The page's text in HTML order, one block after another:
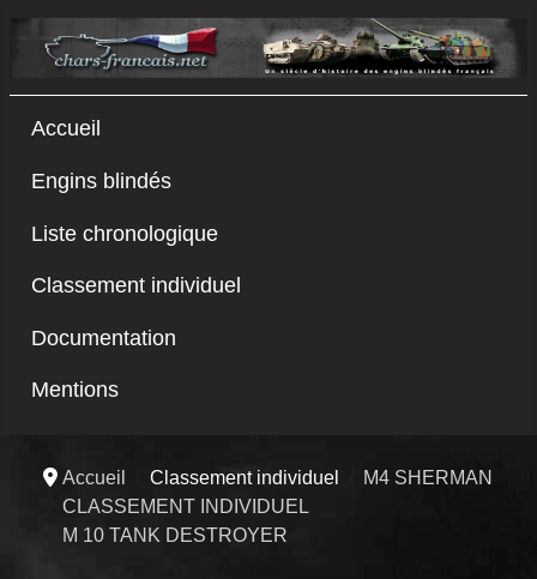
Accueil
Engins blindés
Liste chronologique
Classement individuel
Documentation
Mentions
Accueil Classement individuel
M4 SHERMAN
CLASSEMENT INDIVIDUEL
M 10 TANK DESTROYER